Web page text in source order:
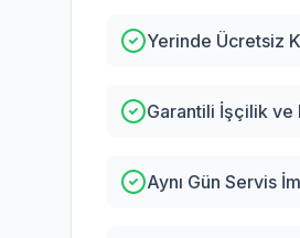
Yerinde Ücretsiz
Garantili İşçilik ve
Aynı Gün Servis